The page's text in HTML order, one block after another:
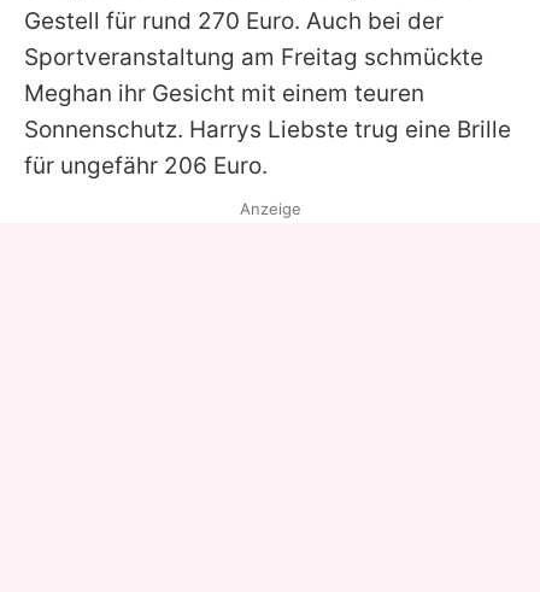
Gestell für rund 270 Euro. Auch bei der
Sportveranstaltung am Freitag schmückte
Meghan ihr Gesicht mit einem teuren
Sonnenschutz. Harrys Liebste trug eine Brille
für ungefähr 206 Euro.
Anzeige